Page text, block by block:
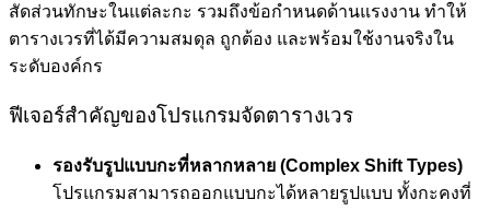
สัดส่วนทักษะในแต่ละกะ รวมถึงข้อกำหนดด้านแรงงาน ทำให้
ตารางเวรที่ได้มีความสมดุล ถูกต้อง และพร้อมใช้งานจริงใน
ระดับองค์กร
ฟีเจอร์สำคัญของโปรแกรมจัดตารางเวร
รองรับรูปแบบกะที่หลากหลาย (Complex Shift Types)
โปรแกรมสามารถออกแบบกะได้หลายรูปแบบ ทั้งกะคงที่